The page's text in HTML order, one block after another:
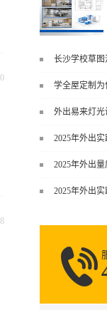
长沙学校草图
学全屋定制为
外出易来灯光
2025年外出实
2025年外出量
2025年外出实